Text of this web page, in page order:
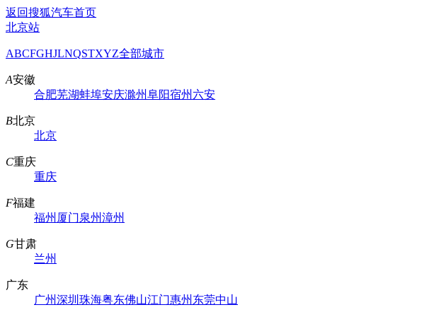
返回搜狐汽车首页
北京站
ABCFGHJLNQSTXYZ全部城市
A安徽
合肥芜湖蚌埠安庆滁州阜阳宿州 六安
B北京
北京
C重庆
重庆
F福建
福州 厦门泉州漳州
G甘肃
兰州
广东
广州深圳 珠海粤东佛山江门惠州 东莞中山